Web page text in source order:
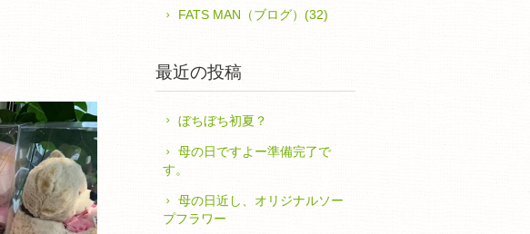
FATS MAN（ブログ）(32)
最近の投稿
ぼちぼち初夏？
母の日ですよー準備完了で
す。
母の日近し、オリジナルソー
プフラワー